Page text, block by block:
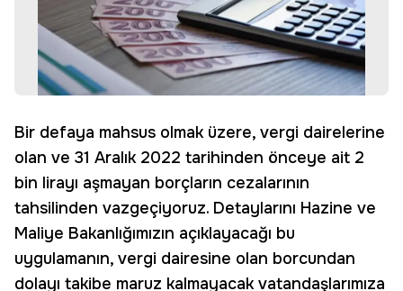
Bir defaya mahsus olmak üzere, vergi dairelerine
olan ve 31 Aralık 2022 tarihinden önceye ait 2
bin lirayı aşmayan borçların cezalarının
tahsilinden vazgeçiyoruz. Detaylarını Hazine ve
Maliye Bakanlığımızın açıklayacağı bu
uygulamanın, vergi dairesine olan borcundan
dolayı takibe maruz kalmayacak vatandaşlarımıza